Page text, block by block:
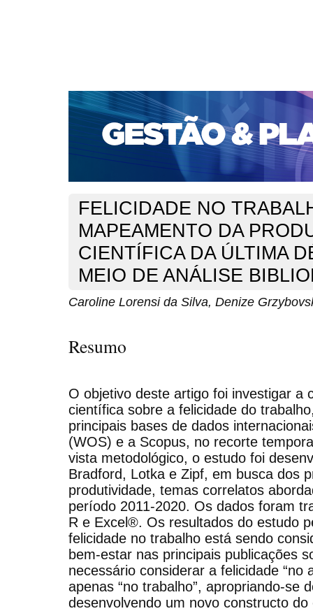
CAPA SOBRE ACESSO CADASTRO
PORTAL DE REVISTAS DA UNIFACS
SUBMISSÕES
PARA SUBMISSÃO DE ARTIGOS
TUTORIAL PARA
Capa v. 23, jan./dez. 2022>
FELICIDADE NO
MAPEAMENTO DA
CIENTÍFICA DA ÚLTIMA
MEIO DE ANÁLISE
Caroline Lorensi da Silva, Denize
Resumo
O objetivo deste artigo foi investigar a
científica sobre a felicidade do
principais bases de dados
(WOS) e a Scopus, no recorte
vista metodológico, o estudo foi
Bradford, Lotka e Zipf, em busca dos
produtividade, temas correlatos
período 2011-2020. Os dados foram
R e Excel®. Os resultados do estudo
felicidade no trabalho está sendo
bem-estar nas principais publicações
necessário considerar a felicidade “no
apenas “no trabalho”, apropriando-se
desenvolvendo um novo constructo do